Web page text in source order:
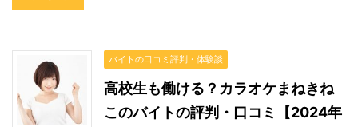
バイトの口コミ評判・体験談
高校生も働ける？カラオケまねきね
このバイトの評判・口コミ【2024年